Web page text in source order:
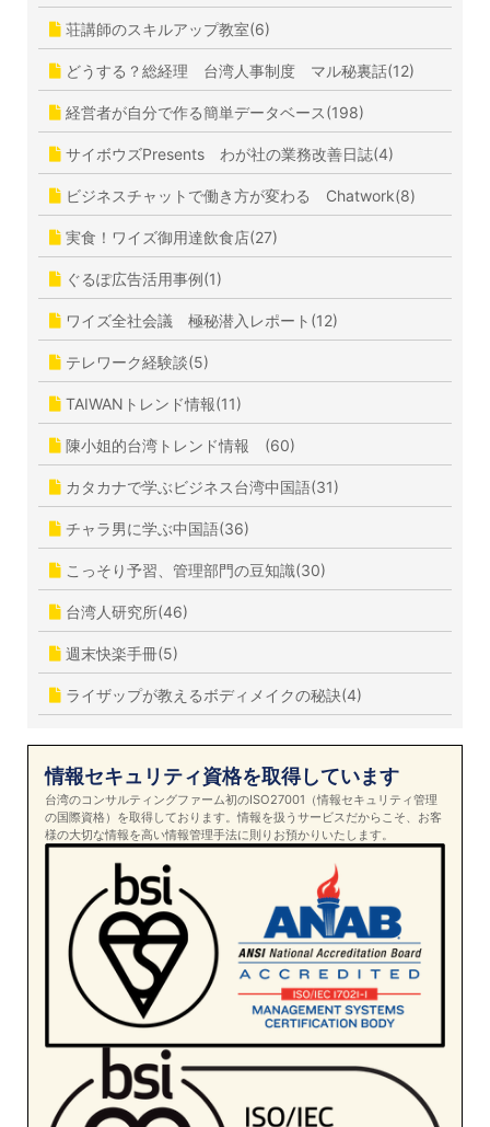
荘講師のスキルアップ教室(6)
どうする？総経理 台湾人事制度 マル秘裏話(12)
経営者が自分で作る簡単データベース(198)
サイボウズPresents わが社の業務改善日誌(4)
ビジネスチャットで働き方が変わる Chatwork(8)
実食！ワイズ御用達飲食店(27)
ぐるぽ広告活用事例(1)
ワイズ全社会議 極秘潜入レポート(12)
テレワーク経験談(5)
TAIWANトレンド情報(11)
陳小姐的台湾トレンド情報 (60)
カタカナで学ぶビジネス台湾中国語(31)
チャラ男に学ぶ中国語(36)
こっそり予習、管理部門の豆知識(30)
台湾人研究所(46)
週末快楽手冊(5)
ライザップが教えるボディメイクの秘訣(4)
情報セキュリティ資格を取得しています
台湾のコンサルティングファーム初のISO27001（情報セキュリティ管理
の国際資格）を取得しております。情報を扱うサービスだからこそ、お客
様の大切な情報を高い情報管理手法に則りお預かりいたします。